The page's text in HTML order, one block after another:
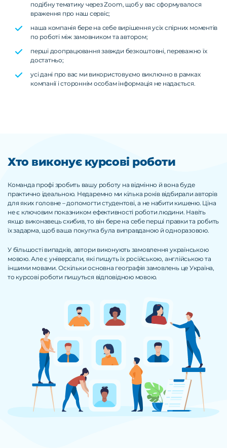
подібну тематику через Zoom, щоб у вас сформувалося
враження про наш сервіс;
наша компанія бере на себе вирішення усіх спірних моментів
по роботі між замовником та автором;
перші доопрацювання завжди безкоштовні, переважно їх
достатньо;
усі дані про вас ми використовуємо виключно в рамках
компанії і стороннім особам інформація не надається.
Хто виконує курсові роботи
Команда профі зробить вашу роботу на відмінно й вона буде
практично ідеальною. Недаремно ми кілька років відбирали авторів
для яких головне – допомогти студентові, а не набити кишеню. Ціна
не є ключовим показником ефективності роботи людини. Навіть
якщо виконавець схибив, то він бере на себе перші правки та робить
їх задарма, щоб ваша покупка була виправданою й одноразовою.
У більшості випадків, автори виконують замовлення українською
мовою. Але є універсали, які пишуть їх російською, англійською та
іншими мовами. Оскільки основна географія замовлень це Україна,
то курсові роботи пишуться відповідною мовою.